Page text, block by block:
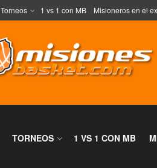
Torneos 1 vs 1 con MB Misioneros en el
TORNEOS 1 VS 1 CON MB